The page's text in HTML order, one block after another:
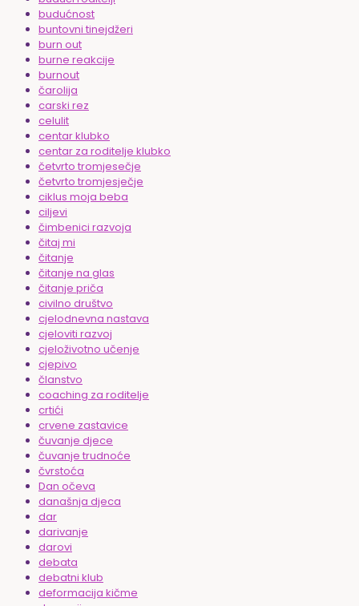
budućnost
buntovni tinejdžeri
burn out
burne reakcije
burnout
čarolija
carski rez
celulit
centar klubko
centar za roditelje klubko
četvrto tromjesečje
četvrto tromjesječje
ciklus moja beba
ciljevi
čimbenici razvoja
čitaj mi
čitanje
čitanje na glas
čitanje priča
civilno društvo
cjelodnevna nastava
cjeloviti razvoj
cjeloživotno učenje
cjepivo
članstvo
coaching za roditelje
crtići
crvene zastavice
čuvanje djece
čuvanje trudnoće
čvrstoća
Dan očeva
današnja djeca
dar
darivanje
darovi
debata
debatni klub
deformacija kičme